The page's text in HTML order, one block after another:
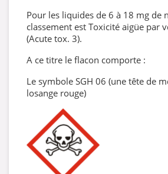
Pour les liquides de 6 à 18 mg de
classement est Toxicité aigüe par
(Acute tox. 3).
A ce titre le flacon comporte :
Le symbole SGH 06 (une tête de
losange rouge)